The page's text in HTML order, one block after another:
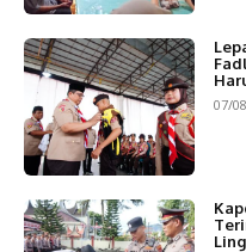
07/